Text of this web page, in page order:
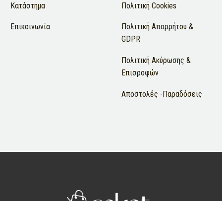
Κατάστημα
Επικοινωνία
Πολιτική Cookies
Πολιτική Απορρήτου &
GDPR
Πολιτική Ακύρωσης &
Επισροφών
Αποστολές -Παραδόσεις